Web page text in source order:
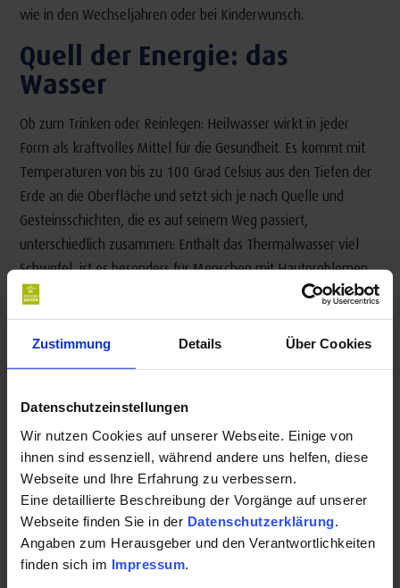
Zustimmung Details Über Cookies
Datenschutzeinstellungen
Wir nutzen Cookies auf unserer Webseite. Einige von
ihnen sind essenziell, während andere uns helfen, diese
Webseite und Ihre Erfahrung zu verbessern.
Eine detaillierte Beschreibung der Vorgänge auf unserer
Webseite finden Sie in der Datenschutzerklärung
Angaben zum Herausgeber und den Verantwortlichkeiten
finden sich im Impressum
wie in den Wechseljahren oder bei Kinderwunsch.
Quell der Energie: das
Wasser
Ob zum Trinken oder Reinlegen: Heilwasser wirkt in jeder
Form als kraftvolles Mittel für die Gesundheit. Es kommt mit
Temperaturen von bis zu 100 Grad Celsius aus den Tiefen der
Erde an die Oberfläche und setzt sich je nach Quelle und
Gesteinsschichten, die es auf seinem Weg passiert,
unterschiedlich zusammen: Enthält das Thermalwasser viel
Schwefel, ist es besonders für Menschen mit Hautproblemen
oder Rheuma geeignet. Bei Atemwegserkrankungen helfen
zum Beispiel Solequellen, also Thermalwasser, das viel Salz
enthält. Sulfatwasser tut vor allem den Organen im Oberbauch
und den Harnwegen gut. Trinkbares, staatlich anerkanntes
Kontrollen.
Luft ist nicht gleich Luft: Orte
mit Heilklima
Fischen im Allgäu, Bad Hindelang, Oberstaufen, Oberstdorf,
Scheidegg, Bischofsgrün, Berchtesgaden-Königssee, Garmisch-
Partenkirchen, Bad Heilbrunn, Tegernsee / Bad Wiessee und